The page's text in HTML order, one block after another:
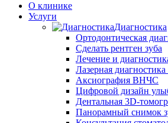
О клинике
Услуги
Диагностика
Ортодонтическая
Сделать рентген зуба
Лечение и
Лазерная
Аксиография ВНЧС
Цифровой дизайн
Дентальная 3D-
Панорамный снимок